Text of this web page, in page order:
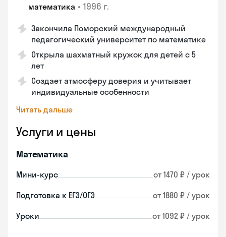
математика • 1996 г.
Закончила Поморский международный
педагогический университет по математике
Открыла шахматный кружок для детей с 5
лет
Создает атмосферу доверия и учитывает
индивидуальные особенности
Читать дальше
Услуги и цены
Математика
Мини-курс от 1470 ₽ / урок
Подготовка к ЕГЭ/ОГЭ от 1880 ₽ / урок
Уроки от 1092 ₽ / урок